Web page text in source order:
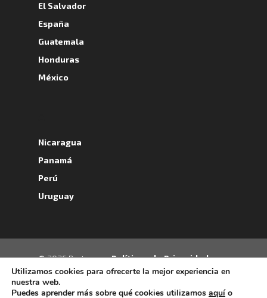
El Salvador
España
Guatemala
Honduras
México
Nicaragua
Panamá
Perú
Uruguay
© 2026 Portrans.- Políticas de Privacidad -
Política de Cookies -Términos y
Condiciones -
Utilizamos cookies para ofrecerte la mejor experiencia en
nuestra web.
Puedes aprender más sobre qué cookies utilizamos aquío